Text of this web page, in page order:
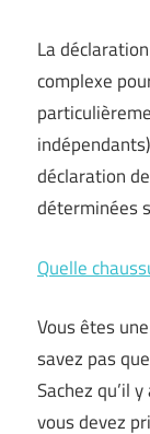
La
complexe
déclaration
déterminées
Quelle
Vous êtes une
savez pas
Sachez qu’il
vous devez